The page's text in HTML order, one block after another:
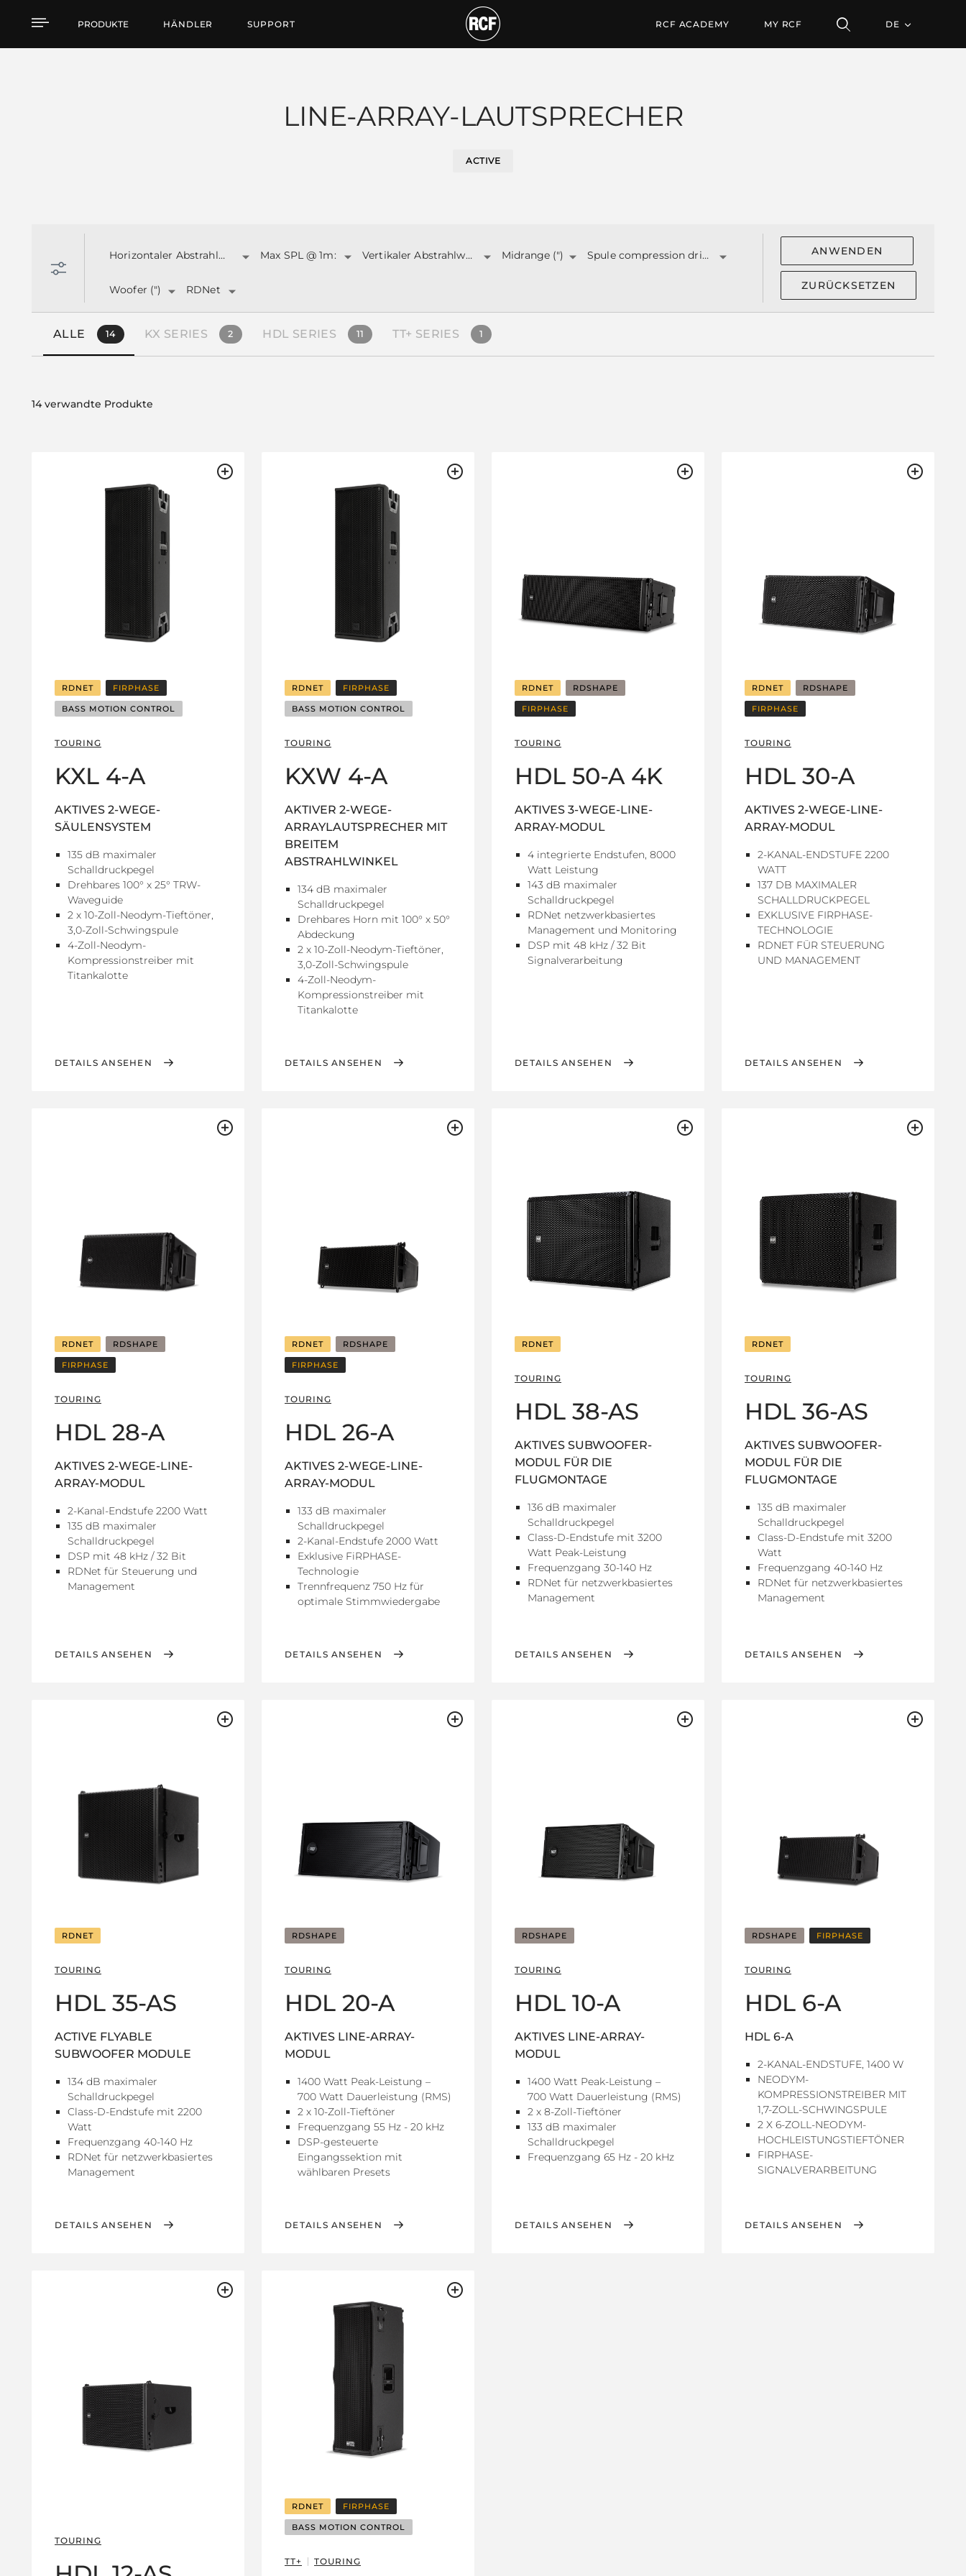
Products by feature
PRODUKTE HÄNDLER SUPPORT RCF ACADEMY MY RCF DE
LINE-ARRAY-LAUTSPRECHER
ACTIVE
Horizontaler Abstrahlwinkel: Max SPL @ 1m: Vertikaler Abstrahlwinkel: Midrange (") Spule compression driver ('')
Woofer (") RDNet
ANWENDEN
ZURÜCKSETZEN
ALLE 14 KX SERIES 2 HDL SERIES 11 TT+ SERIES 1
14 verwandte Produkte
RDNET FIRPHASE
BASS MOTION CONTROL
TOURING
KXL 4-A
AKTIVES 2-WEGE-
SÄULENSYSTEM
135 dB maximaler
Schalldruckpegel
Drehbares 100° x 25° TRW-
Waveguide
2 x 10-Zoll-Neodym-Tieftöner,
3,0-Zoll-Schwingspule
4-Zoll-Neodym-
Kompressionstreiber mit
Titankalotte
DETAILS ANSEHEN
RDNET FIRPHASE
BASS MOTION CONTROL
TOURING
KXW 4-A
AKTIVER 2-WEGE-
ARRAYLAUTSPRECHER MIT
BREITEM
ABSTRAHLWINKEL
134 dB maximaler
Schalldruckpegel
Drehbares Horn mit 100° x 50°
Abdeckung
2 x 10-Zoll-Neodym-Tieftöner,
3,0-Zoll-Schwingspule
4-Zoll-Neodym-
Kompressionstreiber mit
Titankalotte
DETAILS ANSEHEN
RDNET RDSHAPE
FIRPHASE
TOURING
HDL 50-A 4K
AKTIVES 3-WEGE-LINE-
ARRAY-MODUL
4 integrierte Endstufen, 8000
Watt Leistung
143 dB maximaler
Schalldruckpegel
RDNet netzwerkbasiertes
Management und Monitoring
DSP mit 48 kHz / 32 Bit
Signalverarbeitung
DETAILS ANSEHEN
RDNET RDSHAPE
FIRPHASE
TOURING
HDL 30-A
AKTIVES 2-WEGE-LINE-
ARRAY-MODUL
2-KANAL-ENDSTUFE 2200
WATT
137 DB MAXIMALER
SCHALLDRUCKPEGEL
EXKLUSIVE FIRPHASE-
TECHNOLOGIE
RDNET FÜR STEUERUNG
UND MANAGEMENT
DETAILS ANSEHEN
RDNET RDSHAPE
FIRPHASE
TOURING
HDL 28-A
AKTIVES 2-WEGE-LINE-
ARRAY-MODUL
2-Kanal-Endstufe 2200 Watt
135 dB maximaler
Schalldruckpegel
DSP mit 48 kHz / 32 Bit
RDNet für Steuerung und
Management
DETAILS ANSEHEN
RDNET RDSHAPE
FIRPHASE
TOURING
HDL 26-A
AKTIVES 2-WEGE-LINE-
ARRAY-MODUL
133 dB maximaler
Schalldruckpegel
2-Kanal-Endstufe 2000 Watt
Exklusive FiRPHASE-
Technologie
Trennfrequenz 750 Hz für
optimale Stimmwiedergabe
DETAILS ANSEHEN
RDNET
TOURING
HDL 38-AS
AKTIVES SUBWOOFER-
MODUL FÜR DIE
FLUGMONTAGE
136 dB maximaler
Schalldruckpegel
Class-D-Endstufe mit 3200
Watt Peak-Leistung
Frequenzgang 30-140 Hz
RDNet für netzwerkbasiertes
Management
DETAILS ANSEHEN
RDNET
TOURING
HDL 36-AS
AKTIVES SUBWOOFER-
MODUL FÜR DIE
FLUGMONTAGE
135 dB maximaler
Schalldruckpegel
Class-D-Endstufe mit 3200
Watt
Frequenzgang 40-140 Hz
RDNet für netzwerkbasiertes
Management
DETAILS ANSEHEN
RDNET
TOURING
HDL 35-AS
ACTIVE FLYABLE
SUBWOOFER MODULE
134 dB maximaler
Schalldruckpegel
Class-D-Endstufe mit 2200
Watt
Frequenzgang 40-140 Hz
RDNet für netzwerkbasiertes
Management
DETAILS ANSEHEN
RDSHAPE
TOURING
HDL 20-A
AKTIVES LINE-ARRAY-
MODUL
1400 Watt Peak-Leistung –
700 Watt Dauerleistung (RMS)
2 x 10-Zoll-Tieftöner
Frequenzgang 55 Hz - 20 kHz
DSP-gesteuerte
Eingangssektion mit
wählbaren Presets
DETAILS ANSEHEN
RDSHAPE
TOURING
HDL 10-A
AKTIVES LINE-ARRAY-
MODUL
1400 Watt Peak-Leistung –
700 Watt Dauerleistung (RMS)
2 x 8-Zoll-Tieftöner
133 dB maximaler
Schalldruckpegel
Frequenzgang 65 Hz - 20 kHz
DETAILS ANSEHEN
RDSHAPE FIRPHASE
TOURING
HDL 6-A
HDL 6-A
2-KANAL-ENDSTUFE, 1400 W
NEODYM-
KOMPRESSIONSTREIBER MIT
1,7-ZOLL-SCHWINGSPULE
2 X 6-ZOLL-NEODYM-
HOCHLEISTUNGSTIEFTÖNER
FIRPHASE-
SIGNALVERARBEITUNG
DETAILS ANSEHEN
TOURING
RDNET FIRPHASE
BASS MOTION CONTROL
TT+ TOURING